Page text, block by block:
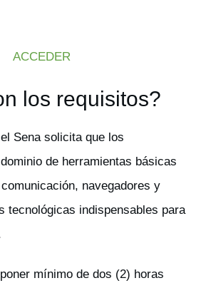
ACCEDER
los requisitos?
Sena solicita que los
de herramientas básicas
navegadores y
tecnológicas indispensables para
mínimo de dos (2) horas